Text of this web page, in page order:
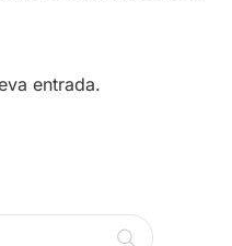
entrada.